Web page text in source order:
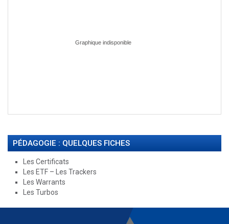
PÉDAGOGIE : QUELQUES FICHES
Les Certificats
Les ETF – Les Trackers
Les Warrants
Les Turbos